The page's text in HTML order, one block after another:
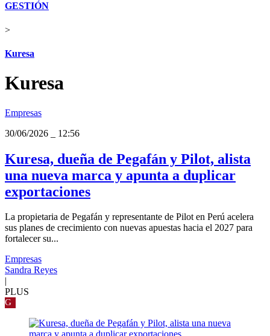
GESTIÓN
>
Kuresa
Kuresa
Empresas
30/06/2026
12:56
Kuresa, dueña de Pegafán y Pilot, alista
una nueva marca y apunta a duplicar
exportaciones
La propietaria de Pegafán y representante de Pilot en Perú acelera
sus planes de crecimiento con nuevas apuestas hacia el 2027 para
fortalecer su...
Empresas
Sandra Reyes
PLUS
G